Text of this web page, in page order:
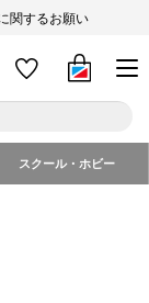
関するお願い
スクール・ホビー